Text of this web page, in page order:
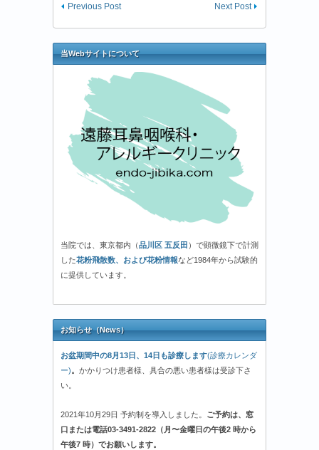
Next Post
Previous Post
当Webサイトについて
当院では、東京都内（品川区 五反田 ）で顕微鏡下で計測
した花粉飛散数、および花粉情報など1984年から試験的
に提供しています。
お知らせ（News）
お盆期間中の8月13日、14日も診療します(診療カレンダ
ー)。 かかりつけ患者様、具合の悪い患者様は受診下さ
い。
2021年10月29日 予約制を導入しました。 ご予約は、窓
口または電話03-3491-2822（月〜金曜日の午後2 時から
午後7 時）でお願いします。